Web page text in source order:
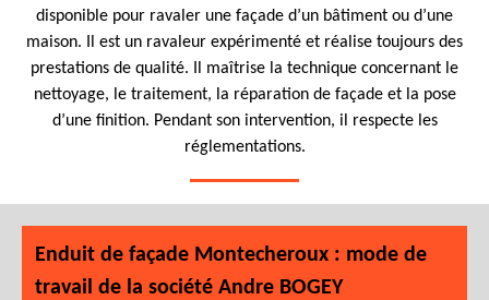
disponible pour ravaler une façade d’un bâtiment ou d’une
maison. Il est un ravaleur expérimenté et réalise toujours des
prestations de qualité. Il maîtrise la technique concernant le
nettoyage, le traitement, la réparation de façade et la pose
d’une finition. Pendant son intervention, il respecte les
réglementations.
Enduit de façade Montecheroux : mode de
travail de la société Andre BOGEY